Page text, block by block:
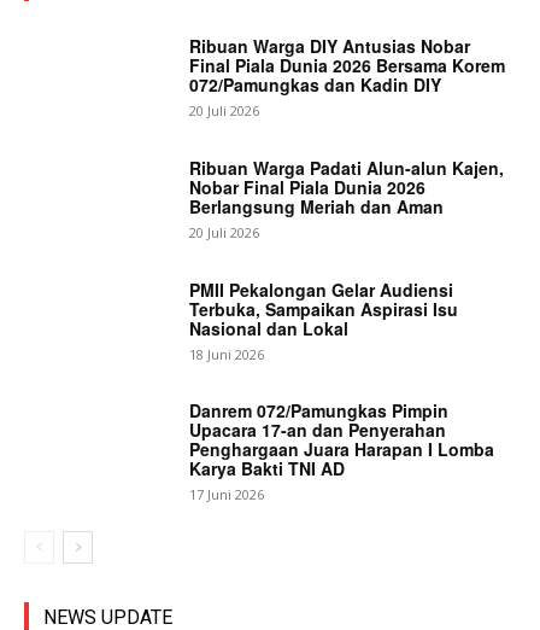
Ribuan Warga DIY Antusias Nobar
Final Piala Dunia 2026 Bersama Korem
072/Pamungkas dan Kadin DIY
20 Juli 2026
Ribuan Warga Padati Alun-alun Kajen,
Nobar Final Piala Dunia 2026
Berlangsung Meriah dan Aman
20 Juli 2026
PMII Pekalongan Gelar Audiensi
Terbuka, Sampaikan Aspirasi Isu
Nasional dan Lokal
18 Juni 2026
Danrem 072/Pamungkas Pimpin
Upacara 17-an dan Penyerahan
Penghargaan Juara Harapan I Lomba
Karya Bakti TNI AD
17 Juni 2026
NEWS UPDATE